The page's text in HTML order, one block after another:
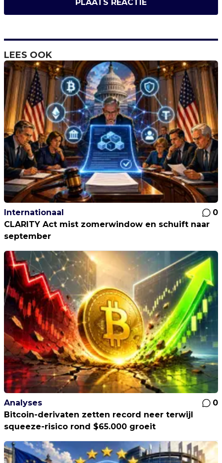
PLAATS REACTIE
LEES OOK
Internationaal
0
CLARITY Act mist zomerwindow en schuift naar
september
Analyses
0
Bitcoin-derivaten zetten record neer terwijl
squeeze-risico rond $65.000 groeit